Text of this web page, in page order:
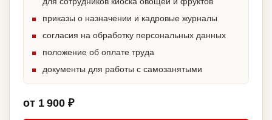
приказы о назначении и кадровые журналы
согласия на обработку персональных данных
положение об оплате труда
документы для работы с самозанятыми
от 1 900 ₽